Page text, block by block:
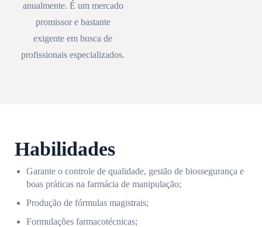
anualmente. É um mercado
promissor e bastante
exigente em busca de
profissionais especializados.
Habilidades
Garante o controle de qualidade, gestão de biossegurança e
boas práticas na farmácia de manipulação;
Produção de fórmulas magistrais;
Formulações farmacotécnicas;